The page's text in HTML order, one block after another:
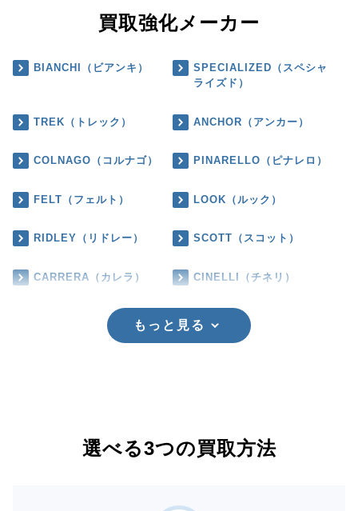
買取強化メーカー
BIANCHI（ビアンキ）
SPECIALIZED（スペシャ
ライズド）
TREK（トレック） ANCHOR（アンカー）
COLNAGO（コルナゴ） PINARELLO（ピナレロ）
FELT（フェルト） LOOK（ルック）
RIDLEY（リドレー） SCOTT（スコット）
CARRERA（カレラ） CINELLI（チネリ）
もっと見る
選べる3つの買取方法